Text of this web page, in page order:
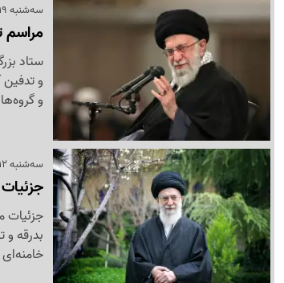
سه‌شنبه 1405/03/19 ساعت 12:25
مراسم
ستاد
و
و
سه‌شنبه 1405/03/12 ساعت 17:06
جزئیات
بدرقه